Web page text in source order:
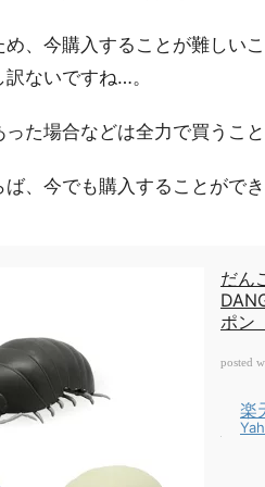
、今購入することが難しい
ないですね…。
た場合などは全力で買うこ
、今でも購入することができ
だん
ポン
posted
楽